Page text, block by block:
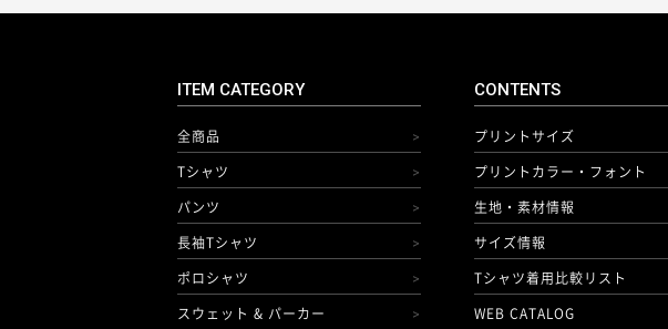
ITEM CATEGORY
全商品 >
Tシャツ >
パンツ >
長袖Tシャツ >
ポロシャツ >
スウェット & パーカー >
CONTENTS
プリントサイズ
プリントカラー・フォント
生地・素材情報
サイズ情報
Tシャツ着用比較リスト
WEB CATALOG